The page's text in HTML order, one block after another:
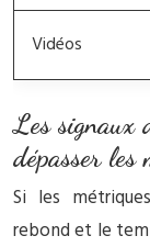
Vidéos
Les signaux
dépasser
Si les
rebond et le